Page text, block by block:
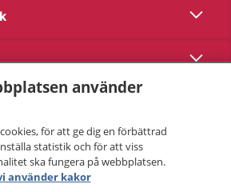
Visa
Visa
använder
för att ge dig en förbättrad
statistik och för att viss
ska fungera på webbplatsen.
använder kakor